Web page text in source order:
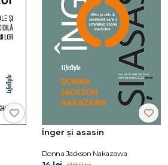
Înger și asasin
Donna Jackson Nakazawa